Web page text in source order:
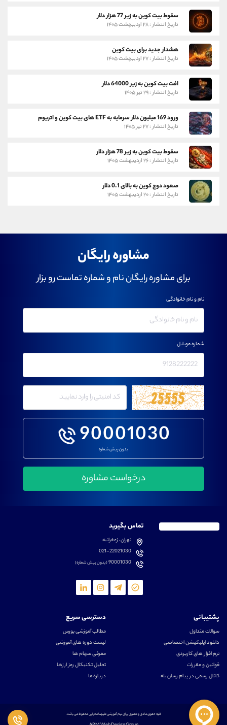
سقوط بیت کوین به زیر 77 هزار دلار
تاریخ انتشار : ۲۸ اردیبهشت ۱۴۰۵
هشدار جدید برای بیت کوین
تاریخ انتشار : ۲۷ اردیبهشت ۱۴۰۵
افت بیت کوین به زیر 64000 دلار
تاریخ انتشار : ۲۹ تیر ۱۴۰۵
ورود 169 میلیون دلار سرمایه به ETF های بیت کوین و اتریوم
تاریخ انتشار : ۲۷ تیر ۱۴۰۵
سقوط بیت کوین به زیر 78 هزار دلار
تاریخ انتشار : ۲۶ اردیبهشت ۱۴۰۵
صعود دوج کوین به بالای 0.1 دلار
تاریخ انتشار : ۲۰ اردیبهشت ۱۴۰۵
مشاوره رایگان
برای مشاوره رایگان نام و شماره تماست رو بزار
90001030
بدون پیش شماره
نام و نام خانوادگی
شماره موبایل
تماس بگیرید
تهران، زعفرانیه
021-22021030
90001030(بدون پیش شماره)
پشتیبانی
سوالات متداول
دانلود اپلیکیشن اختصاصی
نرم افزار های کاربردی
قوانین و مقررات
کانال رسمی در پیام رسان بله
دسترسی سریع
مطالب آموزشی بورس
لیست دوره های آموزشی
معرفی سهام ها
تحلیل تکنیکال رمز ارزها
درباره ما
کلیه حقوق مادی و معنوی برای تیم آموزشی علیرضا محرابی محفوظ می باشد.